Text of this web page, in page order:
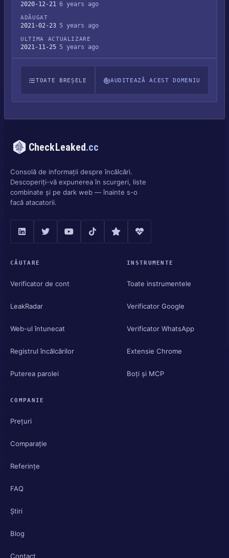
2020-12-21 6 years ago
ADĂUGAT
2021-02-23 5 years ago
ULTIMA ACTUALIZARE
2021-11-25 5 years ago
TOATE BREȘELE AUDITEAZĂ ACEST DOMENIU
CheckLeaked.cc
Consolă de informații despre încălcări.
Descoperiți-vă expunerea în scurgeri, liste
combinate și pe dark web — înainte s-o
facă atacatorii.
CĂUTARE
Verificator de cont
LeakRadar
Web-ul întunecat
Registrul încălcărilor
Puterea parolei
INSTRUMENTE
Toate instrumentele
Verificator Google
Verificator WhatsApp
Extensie Chrome
Boți și MCP
COMPANIE
Prețuri
Comparație
Referințe
FAQ
Știri
Blog
Contact